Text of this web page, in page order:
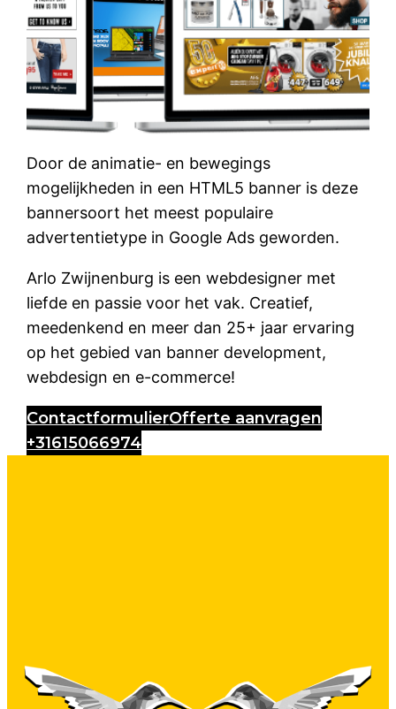
Door de animatie- en bewegings
mogelijkheden in een HTML5 banner is deze
bannersoort het meest populaire
advertentietype in Google Ads geworden.
Arlo Zwijnenburg is een webdesigner met
liefde en passie voor het vak. Creatief,
meedenkend en meer dan 25+ jaar ervaring
op het gebied van banner development,
webdesign en e-commerce!
ContactformulierOfferte aanvragen
+31615066974